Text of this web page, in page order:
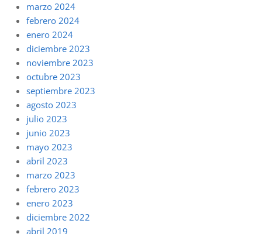
marzo 2024
febrero 2024
enero 2024
diciembre 2023
noviembre 2023
octubre 2023
septiembre 2023
agosto 2023
julio 2023
junio 2023
mayo 2023
abril 2023
marzo 2023
febrero 2023
enero 2023
diciembre 2022
abril 2019